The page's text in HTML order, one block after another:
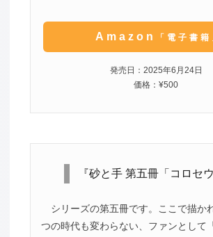
Amazon 「電子書籍
発売日：2025年6月24日
価格：¥500
『砂と手 第五冊「コロセ
シリーズの第五冊です。ここで描か
つの時代も変わらない、ファンとして